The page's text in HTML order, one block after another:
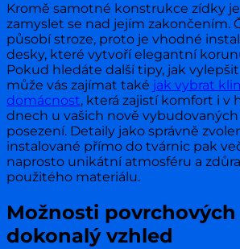
Kromě samotné konstrukce zídky
zamyslet se nad jejím zakončením.
působí stroze, proto je vhodné
desky, které vytvoří elegantní
Pokud hledáte další tipy, jak
může vás zajímat také jak vybrat
domácnost, která zajistí komfort i v
dnech u vašich nově
posezení. Detaily jako správně
instalované přímo do tvárnic pak
naprosto unikátní atmosféru a
použitého materiálu.
Možnosti
dokonalý vzhled